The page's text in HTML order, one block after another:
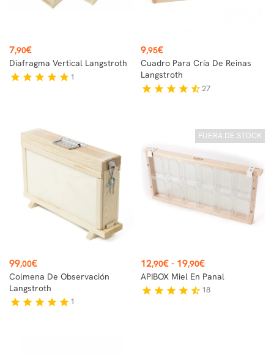
Precio
7,90€
Diafragma Vertical Langstroth
star star star star star 1
Precio
9,95€
Cuadro Para Cría De Reinas
Langstroth
star star star star star_half27
Precio
99,00€
Colmena De Observación
Langstroth
star star star star star 1
FUERA DE STOCK
Precio
12,90€ - 19,90€
APIBOX Miel En Panal
star star star star star_half 18